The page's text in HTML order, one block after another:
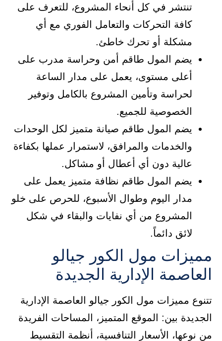
تنتشر في كل أنحاء المشروع، للتعرف على
كافة التحركات والتعامل الفوري مع أي
مشكلة أو تحرك خاطئ.
يضم المول طاقم أمن وحراسة مدرب على
أعلى مستوى، يعمل على مدار الساعة
لحراسة وتأمين المشروع بالكامل وتوفير
الخصوصية للجميع.
يضم المول طاقم صيانة متميز لكل الوحدات
والخدمات والمرافق، لاستمرار عملها بكفاءة
عالية دون أي أعطال أو مشاكل.
يضم المول طاقم نظافة متميز يعمل على
مدار اليوم وطوال الأسبوع، للحرص على خلو
المشروع من أي نفايات والبقاء في شكل
لائق دائماً.
مميزات مول الكور جيالو
العاصمة الإدارية الجديدة
تتنوع مميزات مول الكور جيالو العاصمة الإدارية
الجديدة بين: الموقع المتميز، المساحات الفريدة
من نوعها، الأسعار التنافسية، أنظمة التقسيط